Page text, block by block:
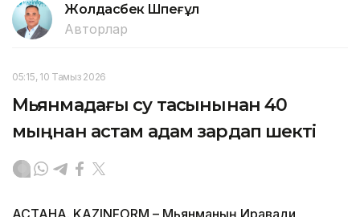
Жолдасбек Шөпеғұл
Авторлар
05:15, 10 Тамыз 2026
Мьянмадағы су тасқынынан 40
мыңнан астам адам зардап шекті
АСТАНА. KAZINFORM – Мьянманың Иравади